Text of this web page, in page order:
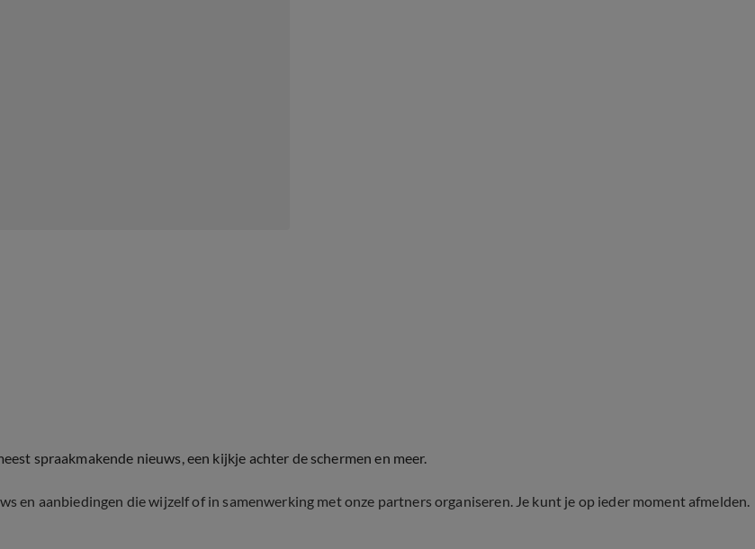
spraakmakende nieuws, een kijkje achter de schermen en meer.
en aanbiedingen die wijzelf of in samenwerking met onze partners organiseren. Je kunt je op ieder moment afmelden.